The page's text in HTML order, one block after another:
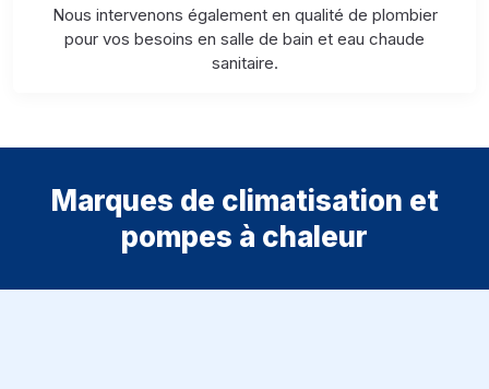
Nous intervenons également en qualité de plombier
pour vos besoins en salle de bain et eau chaude
sanitaire.
Marques de climatisation et
pompes à chaleur